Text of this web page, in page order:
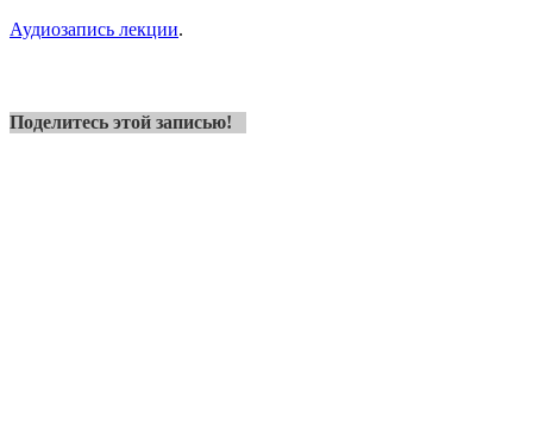
Аудиозапись лекции.
Поделитесь этой записью!